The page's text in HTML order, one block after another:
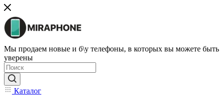
Мы продаем новые и б\у телефоны, в которых вы можете быть
уверены
Каталог